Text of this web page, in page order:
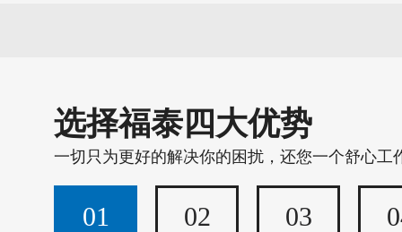
选择福泰四大优势
一切只为更好的解决你的困扰，还您一个舒心工
01 02 03